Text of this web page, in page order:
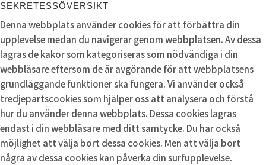
SEKRETESSÖVERSIKT
Denna webbplats använder cookies för att förbättra din
upplevelse medan du navigerar genom webbplatsen. Av dessa
lagras de kakor som kategoriseras som nödvändiga i din
webbläsare eftersom de är avgörande för att webbplatsens
grundläggande funktioner ska fungera. Vi använder också
tredjepartscookies som hjälper oss att analysera och förstå
hur du använder denna webbplats. Dessa cookies lagras
endast i din webbläsare med ditt samtycke. Du har också
möjlighet att välja bort dessa cookies. Men att välja bort
några av dessa cookies kan påverka din surfupplevelse.